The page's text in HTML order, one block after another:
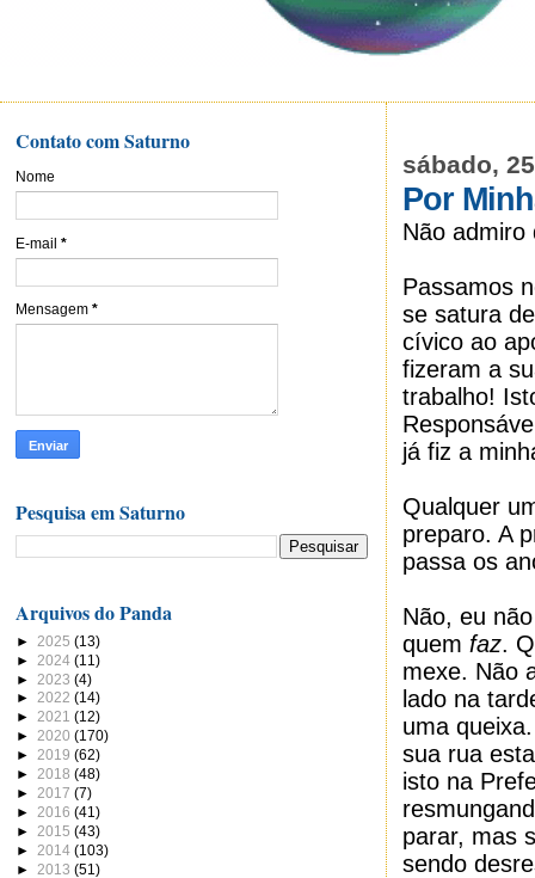
sábado,
Por
Não admiro
Passamos
se satura
cívico ao
fizeram a
trabalho!
já fiz a
Qualquer
preparo. A
passa os
Não, eu
quem faz.
mexe. Não
lado na
uma
sua rua
isto na
parar, mas
sendo
Contato com Saturno
Nome
E-mail *
Mensagem *
Pesquisa em Saturno
Arquivos do Panda
► 2025 (13)
► 2024 (11)
► 2023 (4)
► 2022 (14)
► 2021 (12)
► 2020 (170)
► 2019 (62)
► 2018 (48)
► 2017 (7)
► 2016 (41)
► 2015 (43)
► 2014 (103)
► 2013 (51)